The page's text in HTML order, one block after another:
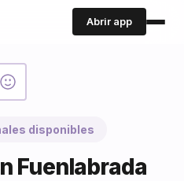
Abrir app
disponibles
Fuenlabrada